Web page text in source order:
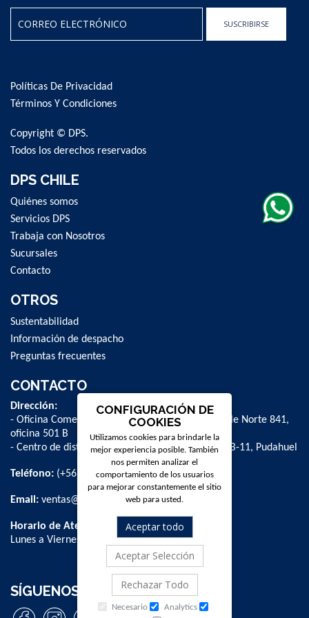
Our
Newsletter:
SUSCRIBIRSE
Políticas De Privacidad
Términos Y Condiciones
Copyright © DPS.
Todos los derechos reservados
DPS CHILE
Quiénes somos
Servicios DPS
Trabaja con Nosotros
Sucursales
Contacto
OTROS
Sustentabilidad
Información de despacho
Preguntas frecuentes
CONTACTO
Dirección:
- Oficina Comercial y administrativa: Avenida Valle Norte 841,
oficina 501 B
- Centro de distribución: La Farfana 500, bodega B-11, Pudahuel
Teléfono: (+56 2) 2 584 8900
Email: ventas@dpschile.cl
Horario de Atención:
Lunes a Viernes / 09:00 a 16:00 hrs
SÍGUENOS
CONFIGURACIÓN DE
COOKIES
Utilizamos cookies para brindarle la
mejor experiencia posible. También
nos permiten analizar el
comportamiento de los usuarios
para mejorar constantemente el sitio
web para usted.
Aceptar todo
Aceptar Selección
Rechazar Todo
Necesario
Analytics